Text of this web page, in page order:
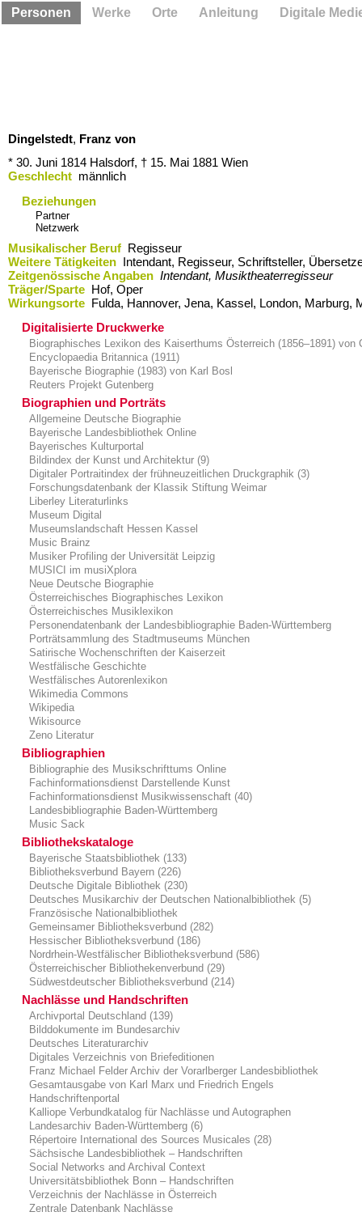
Dingelstedt, Franz von
* 30. Juni 1814 Halsdorf, † 15. Mai 1881 Wien
Geschlecht männlich
Beziehungen
Partner
Netzwerk
Musikalischer Beruf Regisseur
Weitere Tätigkeiten Intendant, Regisseur, Schriftsteller,
Zeitgenössische Angaben Intendant, Musiktheaterregisseur
Träger/Sparte Hof, Oper
Wirkungsorte Fulda,​ Hannover,​ Jena,​ Kassel,​ London,​ Marburg,​
Digitalisierte Druckwerke
Biographisches Lexikon des Kaiserthums Österreich (1856–1891) von
Encyclopaedia Britannica (1911)
Bayerische Biographie (1983) von Karl Bosl
Reuters Projekt Gutenberg
Biographien und Porträts
Allgemeine Deutsche Biographie
Bayerische Landesbibliothek Online
Bayerisches Kulturportal
Bildindex der Kunst und Architektur (9)
Digitaler Portraitindex der frühneuzeitlichen Druckgraphik (3)
Forschungsdatenbank der Klassik Stiftung Weimar
Liberley Literaturlinks
Museum Digital
Museumslandschaft Hessen Kassel
Music Brainz
Musiker Profiling der Universität Leipzig
MUSICI im musiXplora
Neue Deutsche Biographie
Österreichisches Biographisches Lexikon
Österreichisches Musiklexikon
Personendatenbank der Landesbibliographie Baden-Württemberg
Porträtsammlung des Stadtmuseums München
Satirische Wochenschriften der Kaiserzeit
Westfälische Geschichte
Westfälisches Autorenlexikon
Wikimedia Commons
Wikipedia
Wikisource
Zeno Literatur
Bibliographien
Bibliographie des Musikschrifttums Online
Fachinformationsdienst Darstellende Kunst
Fachinformationsdienst Musikwissenschaft (40)
Landesbibliographie Baden-Württemberg
Music Sack
Bibliothekskataloge
Bayerische Staatsbibliothek (133)
Bibliotheksverbund Bayern (226)
Deutsche Digitale Bibliothek (230)
Deutsches Musikarchiv der Deutschen Nationalbibliothek (5)
Französische Nationalbibliothek
Gemeinsamer Bibliotheksverbund (282)
Hessischer Bibliotheksverbund (186)
Nordrhein-Westfälischer Bibliotheksverbund (586)
Österreichischer Bibliothekenverbund (29)
Südwestdeutscher Bibliotheksverbund (214)
Nachlässe und Handschriften
Archivportal Deutschland (139)
Bilddokumente im Bundesarchiv
Deutsches Literaturarchiv
Digitales Verzeichnis von Briefeditionen
Franz Michael Felder Archiv der Vorarlberger Landesbibliothek
Gesamtausgabe von Karl Marx und Friedrich Engels
Handschriftenportal
Kalliope Verbundkatalog für Nachlässe und Autographen
Landesarchiv Baden-Württemberg (6)
Répertoire International des Sources Musicales (28)
Sächsische Landesbibliothek – Handschriften
Social Networks and Archival Context
Universitätsbibliothek Bonn – Handschriften
Verzeichnis der Nachlässe in Österreich
Zentrale Datenbank Nachlässe
Personen Werke Orte Anleitung Digitale